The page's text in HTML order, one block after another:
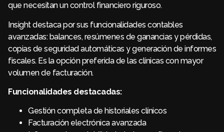
que necesitan un control financiero riguroso.
Insight destaca por sus funcionalidades contables
avanzadas: balances, resúmenes de ganancias y pérdidas,
copias de seguridad automáticas y generación de informes
fiscales. Es la opción preferida de las clínicas con mayor
volumen de facturación.
Funcionalidades destacadas:
Gestión completa de historiales clínicos
Facturación electrónica avanzada